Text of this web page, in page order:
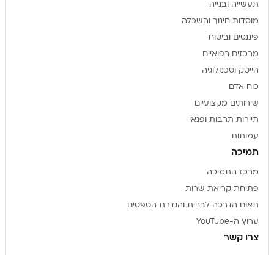
תעשייה ובנייה
מוסדות חינוך והשכלה
פיננסים וביטוח
מרכזים רפואיים
הייטק וטכנולוגיה
כוח אדם
שירותים מקצועיים
תיירות תרבות ופנאי
עמותות
תמיכה
מרכז התמיכה
פתיחת קריאת שרות
תאום הדרכה לבניית והגדרת הטפסים
ערוץ ה-YouTube
צרו קשר